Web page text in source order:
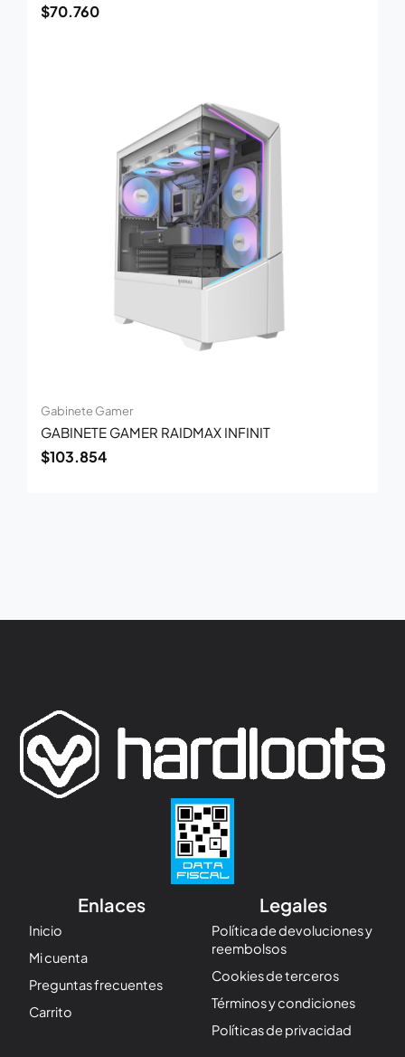
$70.760
Gabinete Gamer
GABINETE GAMER RAIDMAX INFINIT
$103.854
Enlaces
Inicio
Mi cuenta
Preguntas frecuentes
Carrito
Legales
Política de devoluciones y
reembolsos
Cookies de terceros
Términos y condiciones
Políticas de privacidad